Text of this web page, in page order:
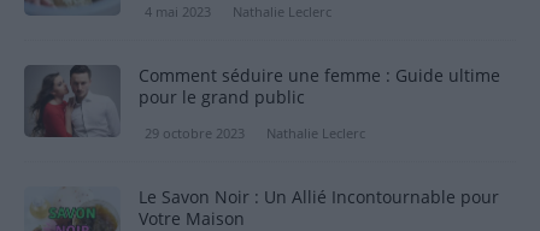
4 mai 2023 Nathalie Leclerc
Comment séduire une femme : Guide ultime
pour le grand public
29 octobre 2023 Nathalie Leclerc
Le Savon Noir : Un Allié Incontournable pour
Votre Maison